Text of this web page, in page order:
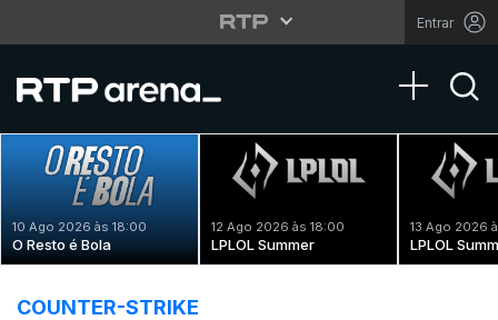
Entrar
Toggle
10 Ago 2026 às 18:00
O Resto é Bola
12 Ago 2026 às 18:00
LPLOL Summer
13 Ago 2026
LPLOL
COUNTER-STRIKE